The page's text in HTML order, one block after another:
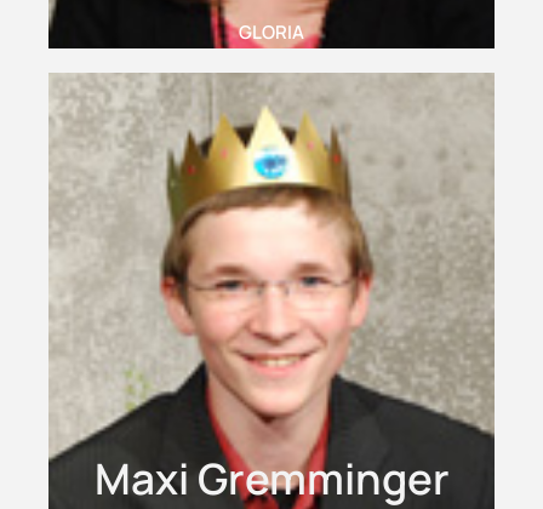
GLORIA
Maxi Gremminger